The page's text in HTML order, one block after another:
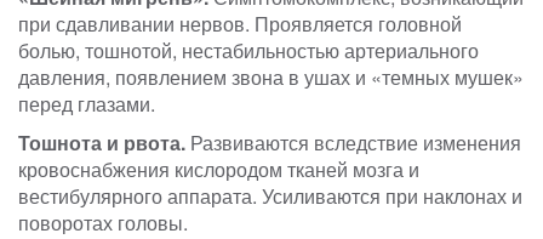
при сдавливании нервов. Проявляется головной
болью, тошнотой, нестабильностью артериального
давления, появлением звона в ушах и «темных мушек»
перед глазами.
Тошнота и рвота. Развиваются вследствие изменения
кровоснабжения кислородом тканей мозга и
вестибулярного аппарата. Усиливаются при наклонах и
поворотах головы.